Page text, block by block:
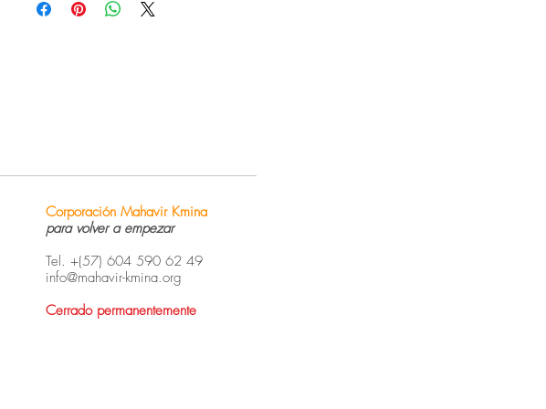
generas confianza y credibilidad en tus clientes, pues
información sobre tus métodos de envío, costos y
Corporación Mahavir Kmina
para volver a empezar
Tel. +(57) 604 590 62 49
info@mahavir-kmina.org
Cerrado permanentemente